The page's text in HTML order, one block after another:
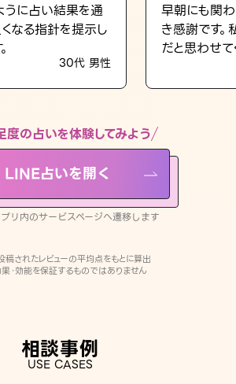
く
ジへ遷移します
うに占い結果を通
なる指針を提示し
30代 男性
早朝にも関
き感謝です
だと思わせて
度の占いを体験してみよう
LINE占いを開く
リ内のサービスページへ遷移します
されたレビューの平均点をもとに算出
・効能を保証するものではありません
相談事例
USE CASES